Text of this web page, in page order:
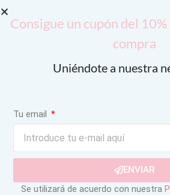
Consigue un cupón del
compra
Uniéndote a nuestra
Tu email
ENVIAR
Se utilizará de acuerdo con nuestra